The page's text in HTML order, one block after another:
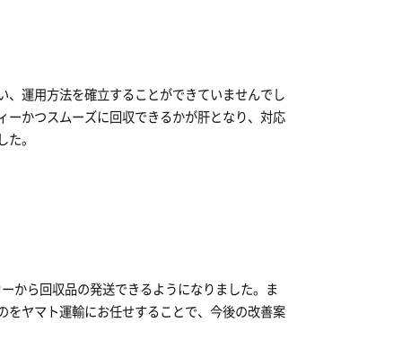
運用方法を確立することができていませんでし
かつスムーズに回収できるかが肝となり、対応
。
から回収品の発送できるようになりました。ま
ヤマト運輸にお任せすることで、今後の改善案